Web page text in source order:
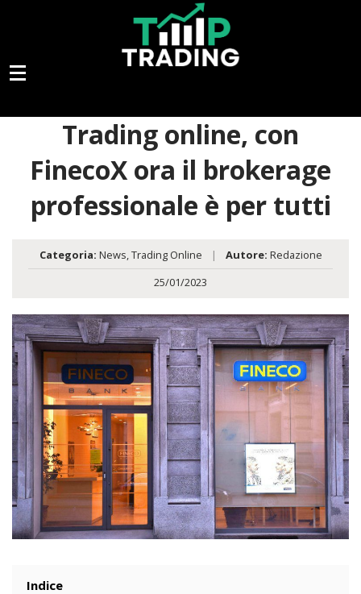
Trading online, con
FinecoX ora il brokerage
professionale è per tutti
Categoria: News,Trading Online | Autore: Redazione
25/01/2023
Indice